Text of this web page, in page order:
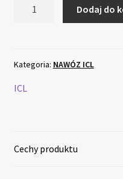
eliminujący
Shade
Dodaj do
Kategoria: NAWÓZ ICL
ICL
Cechy produktu